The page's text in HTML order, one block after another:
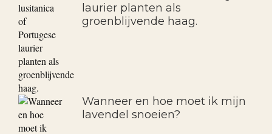
laurier planten als
groenblijvende haag.
Wanneer en hoe moet ik mijn
lavendel snoeien?